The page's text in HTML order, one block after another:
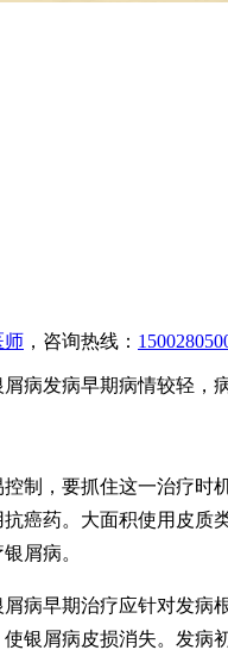
师 ，咨询热线：
病发病早期病情较轻
制，要抓住这一治疗
癌药。大面积使用皮
屑病。
病早期治疗应针对发
银屑病皮损消失。发病